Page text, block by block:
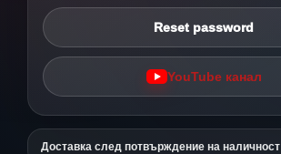
Reset password
YouTube канал
Доставка след потвърждение на наличност